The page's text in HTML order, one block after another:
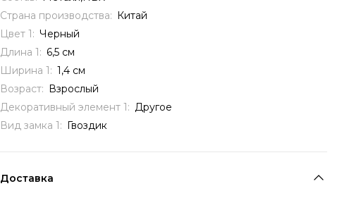
Страна производства: Китай
Цвет 1: Черный
Длина 1: 6,5 см
Ширина 1: 1,4 см
Возраст: Взрослый
Декоративный элемент 1: Другое
Вид замка 1: Гвоздик
Доставка